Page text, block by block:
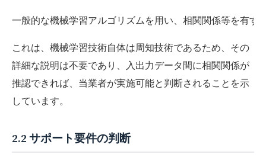
一般的な機械学習アルゴリズムを用い、相関関係等を有
これは、機械学習技術自体は周知技術であるため、その
詳細な説明は不要であり、入出力データ間に相関関係が
推認できれば、当業者が実施可能と判断されることを示
しています。
2.2 サポート要件の判断